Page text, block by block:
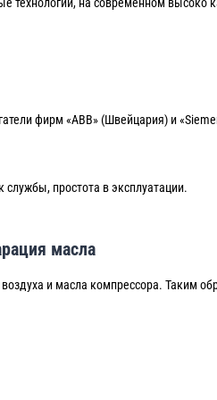
технологии, на современном высоко
фирм «ABB» (Швейцария) и
простота в эксплуатации.
масла
и масла компрессора. Таким